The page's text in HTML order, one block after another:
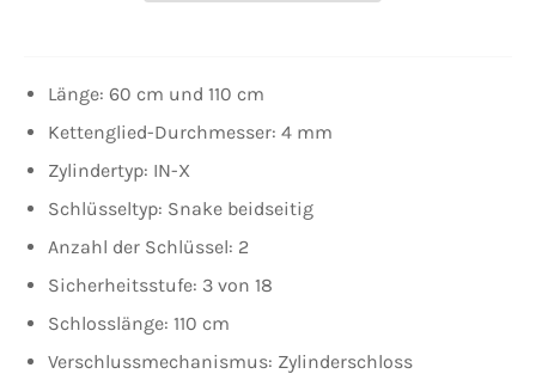
Länge: 60 cm und 110 cm
Kettenglied-Durchmesser: 4 mm
Zylindertyp: IN-X
Schlüsseltyp: Snake beidseitig
Anzahl der Schlüssel: 2
Sicherheitsstufe: 3 von 18
Schlosslänge: 110 cm
Verschlussmechanismus: Zylinderschloss